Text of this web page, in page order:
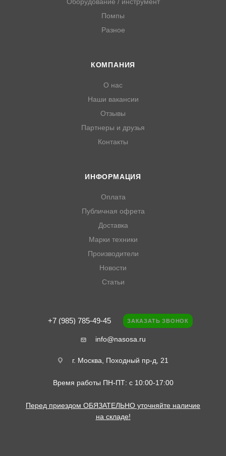
Оборудование / инструмент
Помпы
Разное
КОМПАНИЯ
О нас
Наши вакансии
Отзывы
Партнеры и друзья
Контакты
ИНФОРМАЦИЯ
Оплата
Публичная офрета
Доставка
Марки техники
Производители
Новости
Статьи
+7 (985) 785-49-45 ЗАКАЗАТЬ ЗВОНОК
info@nasosa.ru
г. Москва, Походный пр-д, 21
Время работы ПН-ПТ: с 10:00-17:00
Перед приездом ОБЯЗАТЕЛЬНО уточняйте наличие
на складе!